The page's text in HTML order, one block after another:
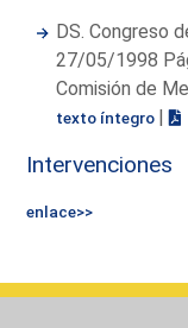
DS. Congreso
27/05/1998
Comisión de
texto íntegro |
Intervenciones
enlace>>